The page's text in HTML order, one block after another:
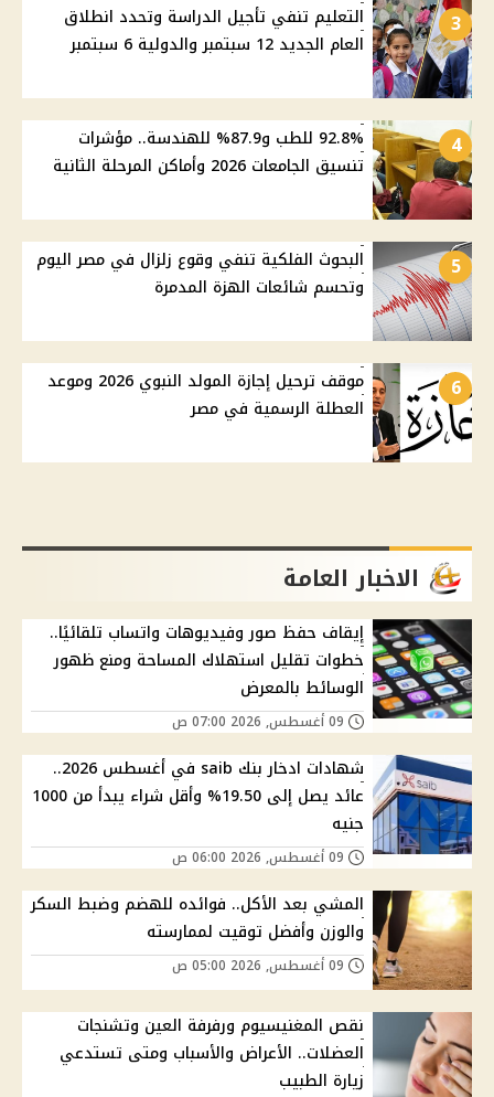
3
التعليم تنفي تأجيل الدراسة وتحدد انطلاق
العام الجديد 12 سبتمبر والدولية 6 سبتمبر
4
92.8% للطب و87.9% للهندسة.. مؤشرات
تنسيق الجامعات 2026 وأماكن المرحلة الثانية
5
البحوث الفلكية تنفي وقوع زلزال في مصر اليوم
وتحسم شائعات الهزة المدمرة
6
موقف ترحيل إجازة المولد النبوي 2026 وموعد
العطلة الرسمية في مصر
الاخبار العامة
إيقاف حفظ صور وفيديوهات واتساب تلقائيًا..
خطوات تقليل استهلاك المساحة ومنع ظهور
الوسائط بالمعرض
شهادات ادخار بنك saib في أغسطس 2026..
عائد يصل إلى 19.50% وأقل شراء يبدأ من 1000
جنيه
المشي بعد الأكل.. فوائده للهضم وضبط السكر
والوزن وأفضل توقيت لممارسته
نقص المغنيسيوم ورفرفة العين وتشنجات
العضلات.. الأعراض والأسباب ومتى تستدعي
زيارة الطبيب